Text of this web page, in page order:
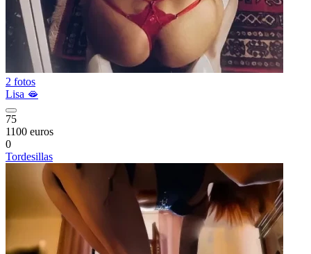
2 fotos
Lisa 🫦
75
1100 euros
0
Tordesillas